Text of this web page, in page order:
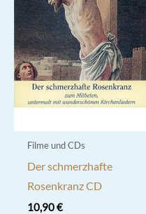
Filme und CDs
Der schmerzhafte
Rosenkranz CD
10,90€